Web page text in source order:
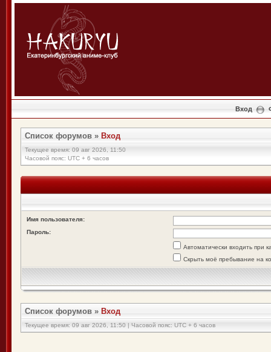
Вход
Список форумов » Вход
Текущее время: 09 авг 2026, 11:50
Часовой пояс: UTC + 6 часов
Имя пользователя:
Пароль:
Автоматически входить при
Скрыть моё пребывание на
Список форумов » Вход
Текущее время: 09 авг 2026, 11:50 | Часовой пояс: UTC + 6 часов